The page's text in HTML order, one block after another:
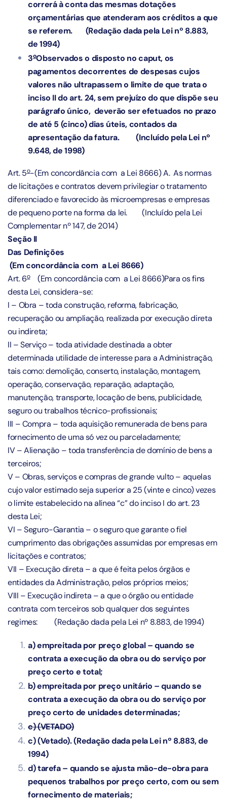
correrá à conta das mesmas dotações
orçamentárias que atenderam aos créditos a que
se referem. (Redação dada pela Lei nº 8.883,
de 1994)
3oObservados o disposto no caput, os
pagamentos decorrentes de despesas cujos
valores não ultrapassem o limite de que trata o
inciso II do art. 24, sem prejuízo do que dispõe seu
parágrafo único, deverão ser efetuados no prazo
de até 5 (cinco) dias úteis, contados da
apresentação da fatura.(Incluído pela Lei nº
9.648, de 1998)
Art. 5o-(Em concordância com a Lei 8666) A. As normas
de licitações e contratos devem privilegiar o tratamento
diferenciado e favorecido às microempresas e empresas
de pequeno porte na forma da lei.(Incluído pela Lei
Complementar nº 147, de 2014)
Seção II
Das Definições
(Em concordância com a Lei 8666)
Art. 6o(Em concordância com a Lei 8666)Para os fins
desta Lei, considera-se:
I – Obra – toda construção, reforma, fabricação,
recuperação ou ampliação, realizada por execução direta
ou indireta;
II – Serviço – toda atividade destinada a obter
determinada utilidade de interesse para a Administração,
tais como: demolição, conserto, instalação, montagem,
operação, conservação, reparação, adaptação,
manutenção, transporte, locação de bens, publicidade,
seguro ou trabalhos técnico-profissionais;
III – Compra – toda aquisição remunerada de bens para
fornecimento de uma só vez ou parceladamente;
IV – Alienação – toda transferência de domínio de bens a
terceiros;
V – Obras, serviços e compras de grande vulto – aquelas
cujo valor estimado seja superior a 25 (vinte e cinco) vezes
o limite estabelecido na alínea “c” do inciso I do art. 23
desta Lei;
VI – Seguro-Garantia – o seguro que garante o fiel
cumprimento das obrigações assumidas por empresas em
licitações e contratos;
VII – Execução direta – a que é feita pelos órgãos e
entidades da Administração, pelos próprios meios;
VIII – Execução indireta – a que o órgão ou entidade
contrata com terceiros sob qualquer dos seguintes
regimes: (Redação dada pela Lei nº 8.883, de 1994)
a) empreitada por preço global – quando se
contrata a execução da obra ou do serviço por
preço certo e total;
b) empreitada por preço unitário – quando se
contrata a execução da obra ou do serviço por
preço certo de unidades determinadas;
c) (VETADO)
c) (Vetado).(Redação dada pela Lei nº 8.883, de
1994)
d) tarefa – quando se ajusta mão-de-obra para
pequenos trabalhos por preço certo, com ou sem
fornecimento de materiais;